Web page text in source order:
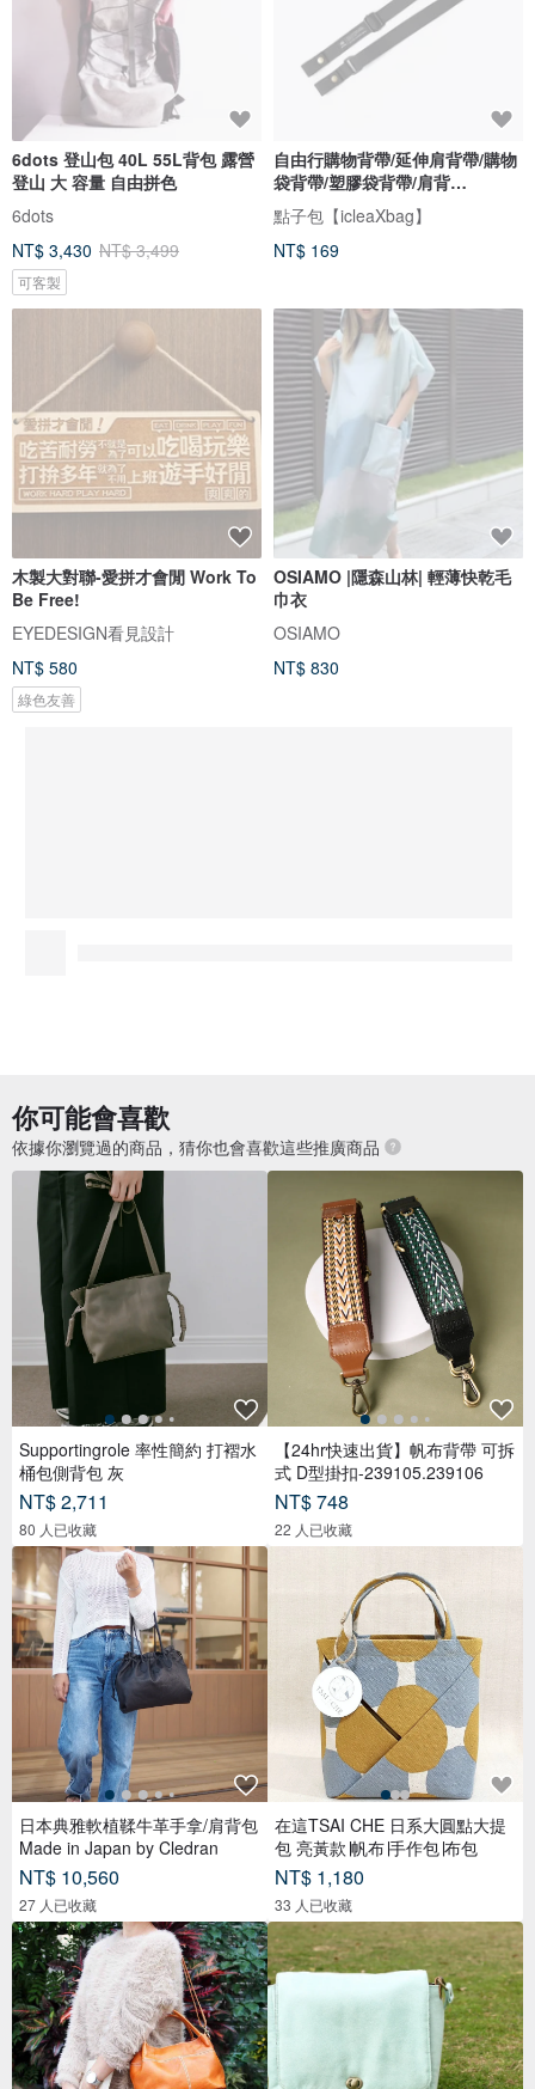
6dots 登山包 40L 55L背包 露營
登山 大 容量 自由拼色
6dots
NT$ 3,430 NT$ 3,499
可客製
自由行購物背帶/延伸肩背帶/購物
袋背帶/塑膠袋背帶/肩背
式/DG127
點子包【icleaXbag】
NT$ 169
木製大對聯-愛拼才會閒 Work To
Be Free!
EYEDESIGN看見設計
NT$ 580
綠色友善
OSIAMO |隱森山林| 輕薄快乾毛
巾衣
OSIAMO
NT$ 830
Supportingrole 率性簡約 打褶水
桶包側背包 灰
NT$ 2,711
80 人已收藏
日本典雅軟植鞣牛革手拿/肩背包
Made in Japan by Cledran
NT$ 10,560
27 人已收藏
【24hr快速出貨】帆布背帶 可拆
式 D型掛扣-239105.239106
NT$ 748
22 人已收藏
在這TSAI CHE 日系大圓點大提
包 亮黃款∣帆布∣手作包∣布包
NT$ 1,180
33 人已收藏